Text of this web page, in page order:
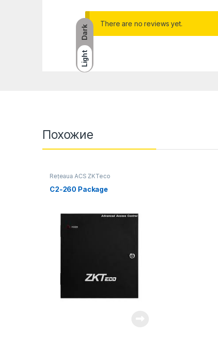
Dark
Light
There are no reviews yet.
Похожие
Rețeaua ACS ZKTeco
C2-260 Package